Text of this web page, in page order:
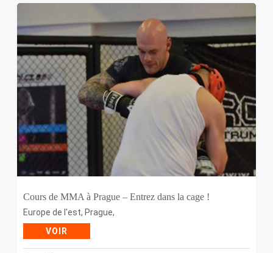
Cours de MMA à Prague – Entrez dans la cage !
Europe de l'est, Prague,
VOIR